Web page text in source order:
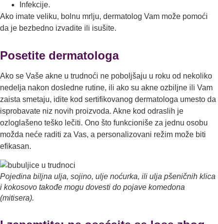
Infekcije.
Ako imate veliku, bolnu mrlјu, dermatolog Vam može pomoći
da je bezbedno izvadite ili isušite.
Posetite dermatologa
Ako se Vaše akne u trudnoći ne pobolјšaju u roku od nekoliko
nedelјa nakon dosledne rutine, ili ako su akne ozbilјne ili Vam
zaista smetaju, idite kod sertifikovanog dermatologa umesto da
isprobavate niz novih proizvoda. Akne kod odraslih je
ozloglašeno teško lečiti. Ono što funkcioniše za jednu osobu
možda neće raditi za Vas, a personalizovani režim može biti
efikasan.
Pojedina biljna ulja, sojino, ulje noćurka, ili ulja pšeničnih klica
i kokosovo takođe mogu dovesti do pojave komedona
(mitisera).